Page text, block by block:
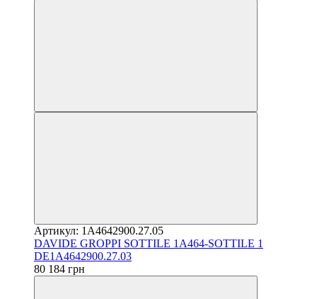
Артикул: 1A4642900.27.05
DAVIDE GROPPI SOTTILE 1A464-SOTTILE 1
DE1A4642900.27.03
80 184 грн